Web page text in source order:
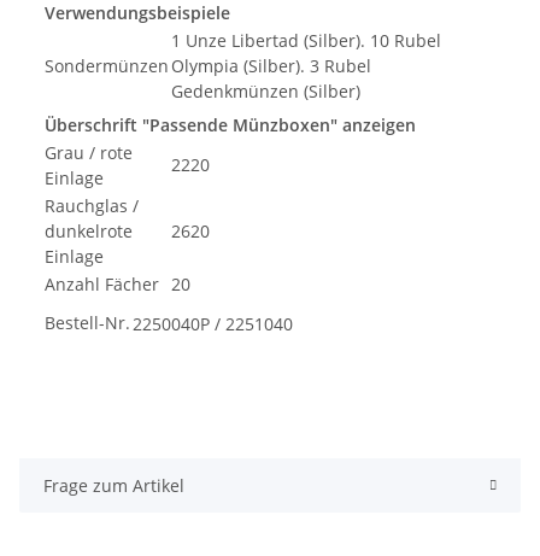
Verwendungsbeispiele
Sondermünzen
1 Unze Libertad (Silber). 10 Rubel
Olympia (Silber). 3 Rubel
Gedenkmünzen (Silber)
Überschrift "Passende Münzboxen" anzeigen
Grau / rote
Einlage
2220
Rauchglas /
dunkelrote
Einlage
2620
Anzahl Fächer 20
Bestell-Nr.2250040P / 2251040
Frage zum Artikel